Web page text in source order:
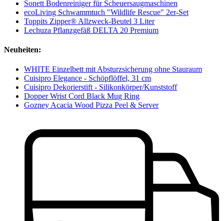
Sonett Bodenreiniger für Scheuersaugmaschinen
ecoLiving Schwammtuch "Wildlife Rescue" 2er-Set
Toppits Zipper® Allzweck-Beutel 3 Liter
Lechuza Pflanzgefäß DELTA 20 Premium
Neuheiten:
WHITE Einzelbett mit Absturzsicherung ohne Stauraum
Cuisipro Elegance - Schöpflöffel, 31 cm
Cuisipro Dekorierstift - Silikonkörper/Kunststoff
Dopper Wrist Cord Black Mug Ring
Gozney Acacia Wood Pizza Peel & Server